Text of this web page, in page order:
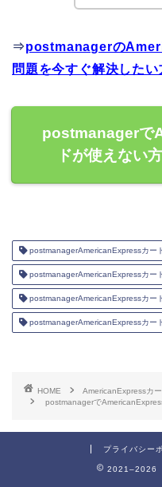
⇒postmanagerの
問題を今すぐ解決したい
postmanagerで
ドが使えない
postmanagerAmericanExpressカー
postmanagerAmericanExpressカー
postmanagerAmericanExpressカー
postmanagerAmericanExpressカー
HOME
AmericanExpressカ
postmanagerで
プライバシー
2021–2026